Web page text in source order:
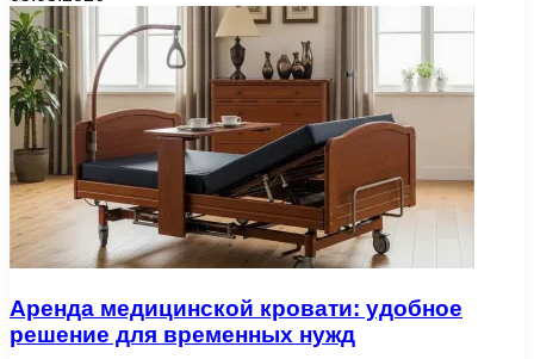
Аренда медицинской кровати: удобное
решение для временных нужд